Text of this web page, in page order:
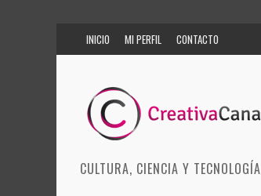
INICIO MI PERFIL CONTACTO
CULTURA, CIENCIA Y TECNOLOGÍA